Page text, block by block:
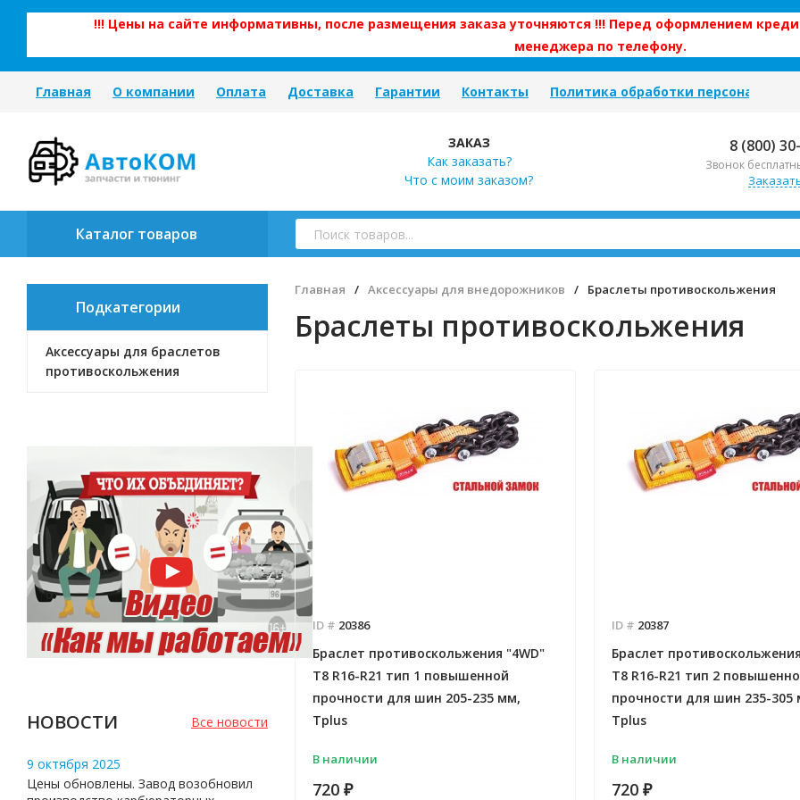
!!! Цены на сайте информативны, после размещения заказа уточняются !!! Перед оформлением
менеджера по телефону.
Главная О компании Оплата Доставка Гарантии Контакты Политика обработки персональных
ЗАКАЗ
Как заказать?
Что с моим заказом?
8 (800)
Звонок
Каталог товаров
Подкатегории
Аксессуары для браслетов
противоскольжения
Все новости
НОВОСТИ
9 октября 2025
Цены обновлены. Завод возобновил
Главная / Аксессуары для внедорожников / Браслеты противоскольжения
Браслеты противоскольжения
ID # 20386
Браслет противоскольжения "4WD"
T8 R16-R21 тип 1 повышенной
прочности для шин 205-235 мм,
Tplus
В наличии
720 ₽
ID # 20387
Браслет
T8 R16-R21 тип 2
прочности для шин 235-305
Tplus
В наличии
720 ₽